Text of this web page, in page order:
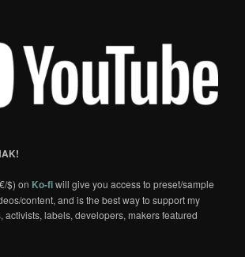
$) on Ko-fiwill give you access to preset/sample
content, and is the best way to support my
activists, labels, developers, makers featured